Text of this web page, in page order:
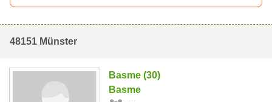
48151 Münster
Basme (30)
Basme